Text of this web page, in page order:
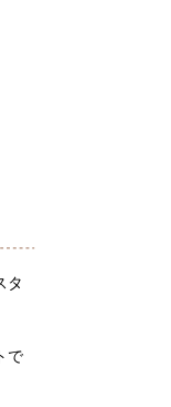
タ
で